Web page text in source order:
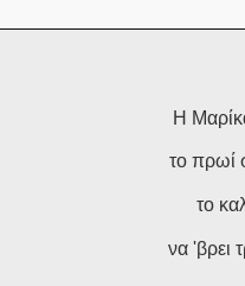
Η
το πρωί
το
να 'βρει